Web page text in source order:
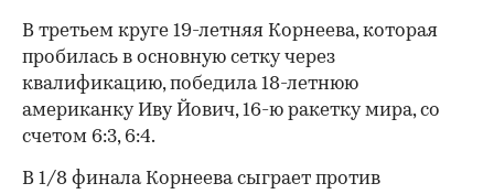
В третьем круге 19-летняя Корнеева, которая
пробилась в основную сетку через
квалификацию, победила 18-летнюю
американку Иву Йович, 16-ю ракетку мира, со
счетом 6:3, 6:4.
В 1/8 финала Корнеева сыграет против